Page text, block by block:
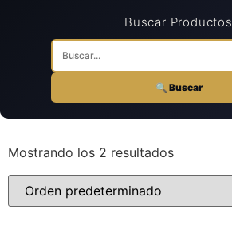
Buscar Productos
🔍 Buscar
Mostrando los 2 resultados